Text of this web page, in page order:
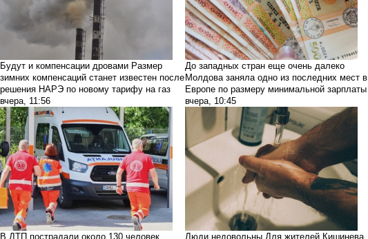
Будут и компенсации дровами Размер
зимних компенсаций станет известен после
решения НАРЭ по новому тарифу на газ
вчера, 11:56
До западных стран еще очень далеко
Молдова заняла одно из последних мест в
Европе по размеру минимальной зарплаты
вчера, 10:45
В ДТП пострадали около 130 человек Люди недовольны Для жителей Кишинева